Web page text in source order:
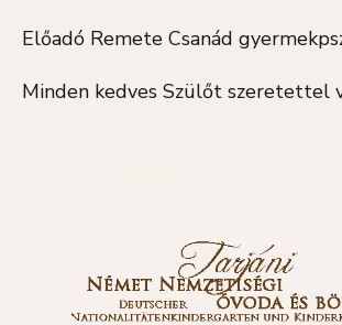
Előadó Remete Csanád
Minden kedves Szülőt szeretettel